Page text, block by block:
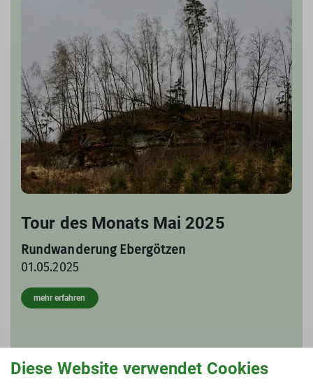
Tour des Monats Mai 2025
Rundwanderung Ebergötzen
01.05.2025
mehr erfahren
Diese Website verwendet Cookies